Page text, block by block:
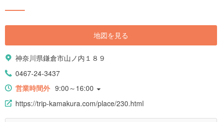
地図を見る
神奈川県鎌倉市山ノ内１８９
0467-24-3437
営業時間外 9:00～16:00
https://trip-kamakura.com/place/230.html